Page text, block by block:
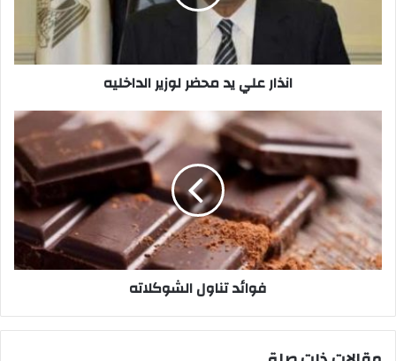
انذار علي يد محضر لوزير الداخليه
الشوكلاته
فوائد تناول الشوكلاته